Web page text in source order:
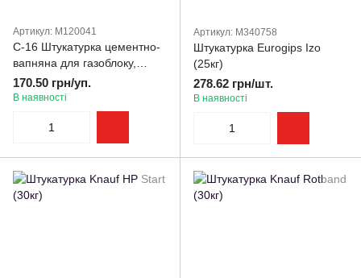
Артикул: M120041
С-16 Штукатурка цементно-
вапняна для газоблоку,
Wallmix, 25 кг
170.50 грн/уп.
В наявності
Артикул: M340758
Штукатурка Eurogips Izo
(25кг)
278.62 грн/шт.
В наявності